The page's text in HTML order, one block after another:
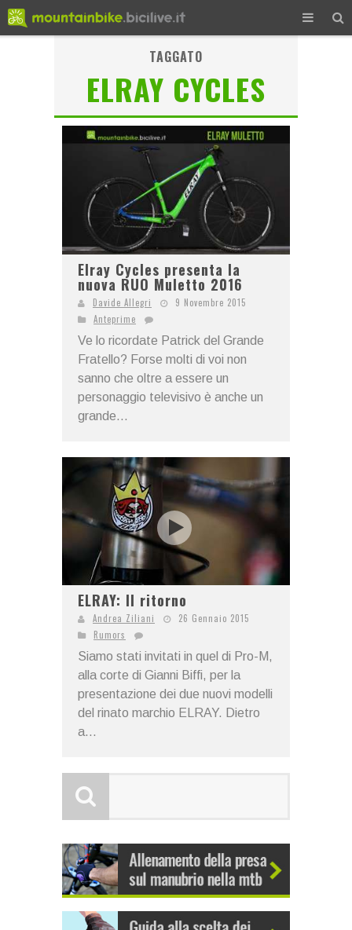
TAGGATO
ELRAY CYCLES
Elray Cycles presenta la
nuova RUO Muletto 2016
Davide Allegri
9 Novembre 2015
Anteprime
Ve lo ricordate Patrick del Grande
Fratello? Forse molti di voi non
sanno che oltre a essere un
personaggio televisivo è anche un
grande...
ELRAY: Il ritorno
Andrea Ziliani
26 Gennaio 2015
Rumors
Siamo stati invitati in quel di Pro-M,
alla corte di Gianni Biffi, per la
presentazione dei due nuovi modelli
del rinato marchio ELRAY. Dietro
a...